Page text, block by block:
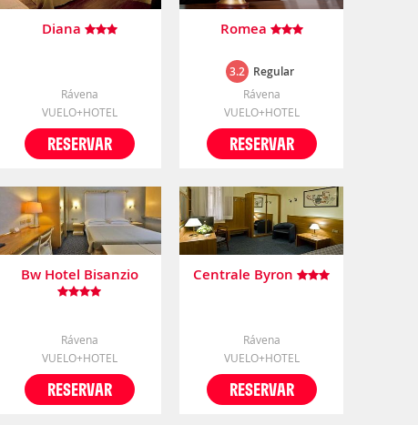
Diana
Rávena
VUELO+HOTEL
RESERVAR
Romea
3.2 Regular
Rávena
VUELO+HOTEL
RESERVAR
Bw Hotel Bisanzio
Rávena
VUELO+HOTEL
RESERVAR
Centrale Byron
Rávena
VUELO+HOTEL
RESERVAR